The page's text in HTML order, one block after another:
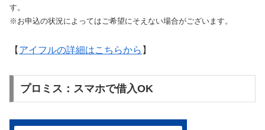
す。
※お申込の状況によってはご希望にそえない場合がございます。
【 アイフルの詳細はこちらから 】
プロミス：スマホで借入OK